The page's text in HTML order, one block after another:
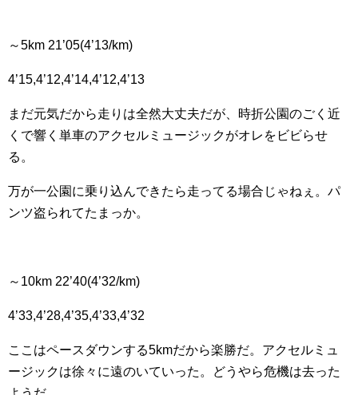
～5km 21’05(4’13/km)
4’15,4’12,4’14,4’12,4’13
まだ元気だから走りは全然大丈夫だが、時折公園のごく近
くで響く単車のアクセルミュージックがオレをビビらせ
る。
万が一公園に乗り込んできたら走ってる場合じゃねぇ。パ
ンツ盗られてたまっか。
～10km 22’40(4’32/km)
4’33,4’28,4’35,4’33,4’32
ここはペースダウンする5kmだから楽勝だ。アクセルミュ
ージックは徐々に遠のいていった。どうやら危機は去った